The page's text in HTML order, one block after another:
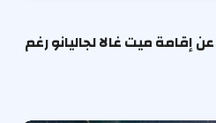
إقامة ميت غالا لجاليانو رغم